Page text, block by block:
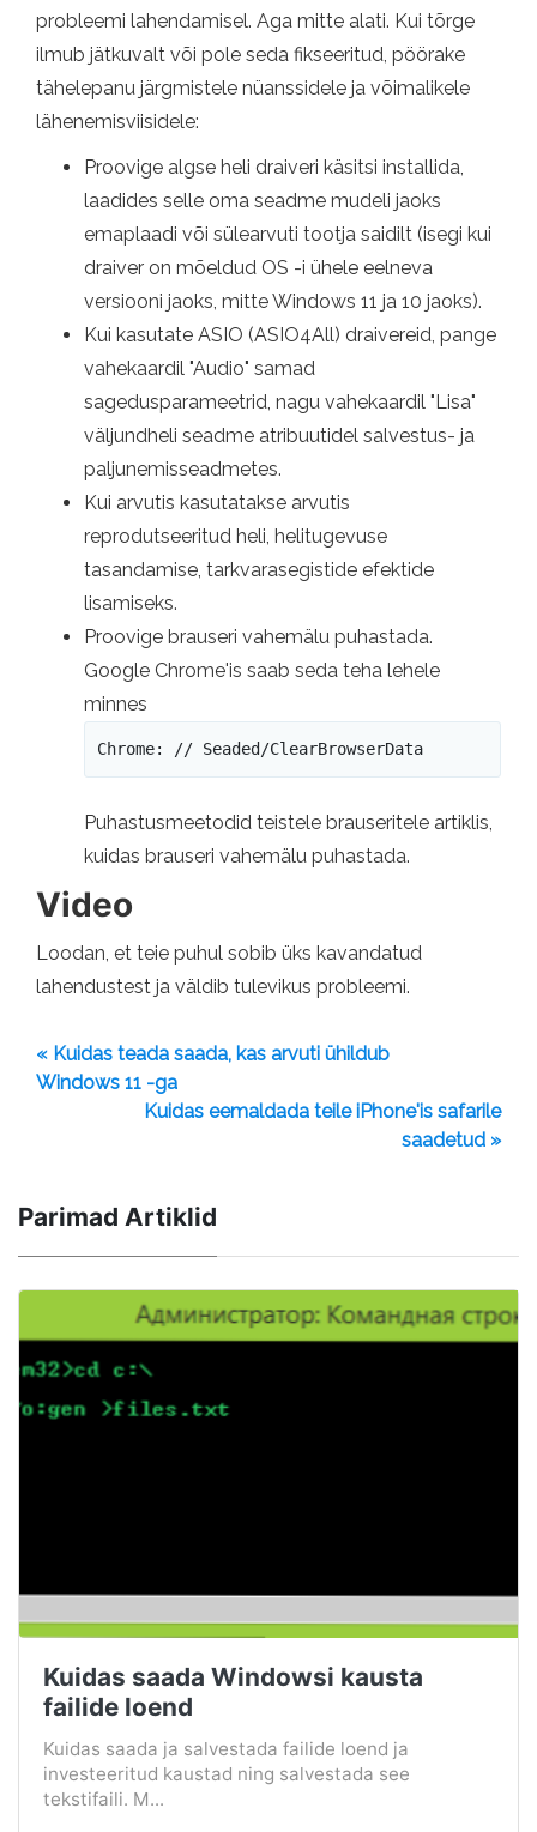
probleemi lahendamisel. Aga mitte alati. Kui tõrge
ilmub jätkuvalt või pole seda fikseeritud, pöörake
tähelepanu järgmistele nüanssidele ja võimalikele
lähenemisviisidele:
Proovige algse heli draiveri käsitsi installida,
laadides selle oma seadme mudeli jaoks
emaplaadi või sülearvuti tootja saidilt (isegi kui
draiver on mõeldud OS -i ühele eelneva
versiooni jaoks, mitte Windows 11 ja 10 jaoks).
Kui kasutate ASIO (ASIO4All) draivereid, pange
vahekaardil "Audio" samad
sagedusparameetrid, nagu vahekaardil "Lisa"
väljundheli seadme atribuutidel salvestus- ja
paljunemisseadmetes.
Kui arvutis kasutatakse arvutis
reprodutseeritud heli, helitugevuse
tasandamise, tarkvarasegistide efektide
lisamiseks.
Proovige brauseri vahemälu puhastada.
Google Chrome'is saab seda teha lehele
minnes
Chrome: // Seaded/ClearBrowserData
Puhastusmeetodid teistele brauseritele artiklis,
kuidas brauseri vahemälu puhastada.
Video
Loodan, et teie puhul sobib üks kavandatud
lahendustest ja väldib tulevikus probleemi.
« Kuidas teada saada, kas arvuti ühildub
Windows 11 -ga
Kuidas eemaldada teile iPhone'is safarile
saadetud »
Parimad Artiklid
Kuidas saada Windowsi kausta
failide loend
Kuidas saada ja salvestada failide loend ja
investeeritud kaustad ning salvestada see
tekstifaili. M...